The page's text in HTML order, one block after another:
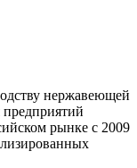
нержавеющей
предприятий
рынке с 2009